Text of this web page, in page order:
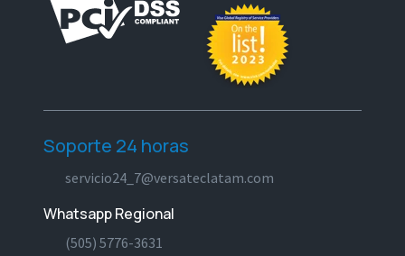
Soporte 24 horas
servicio24_7@versateclatam.com
Whatsapp Regional
(505) 5776-3631